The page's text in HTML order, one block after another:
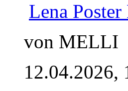
Lena
von MELLI
12.04.2026,